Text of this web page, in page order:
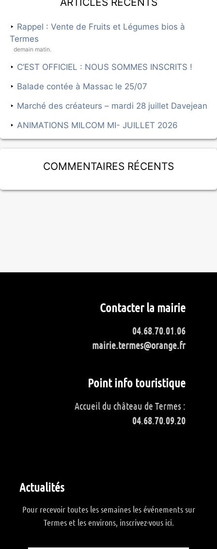
Rappel : Vente de Fruits et Légumes bios à
Termes
demain matin.
C’EST OFFICIEL : NOUS SOMMES INSCRITS !
Balade contée à Massac le 25/07
Marché des créateurs – mardi 28 juillet Davejean
ANIMATIONS MILCOM MI- JUILLET 2026
Commentaires récents
Contacter la mairie
04 68 70 01 06
mairie.termes@orange.fr
Point info touristique
Accueil du château de Termes :
04 68 70 09 20
Actualités
Pour recevoir toutes les semaines les événements sur
Termes et les environs, inscrivez-vous ici.